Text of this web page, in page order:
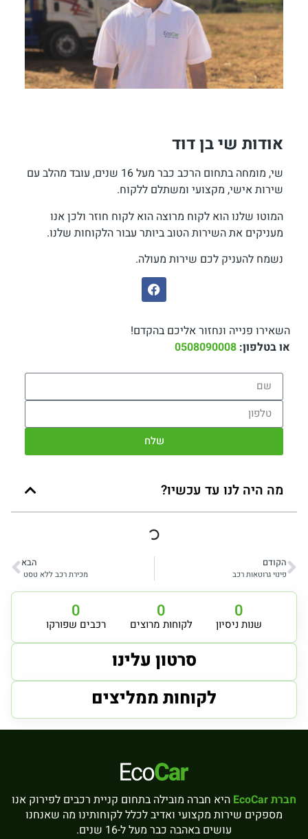
אודות שי בן דוד
שי, מומחה בתחום הרכב כבר מעל 16 שנים, עובד מהלב עם
שירות אישי, מקצועי ומשתלם ללקוח.
המוטו שלנו הוא לקוח מרוצה הוא לקוח חוזר ולכן אנו
מעניקים את השירות הטוב ביותר עבור הלקוחות שלנו.
נשמח להעניק לכם שירות מעולה.
השאירו פנייה ונחזור אליכם בהקדם!
או בטלפון: 0508090008
שלח
מה היה לנו עד עכשיו?
הקודם
פינוי גרוטאות רכב
הבא
מכירת רכב ללא טסט
שנות ניסיון
0
לקוחות מרוצים
0
רכבים שפורקו
0
סרטון עלינו
לקוחות ממליצים
חברת EcoCar
היא חברה מובילה בתחום קניית רכבים לפירוק אנו
מספקים שירות מקצועי ואדיב לכלל לקוחותינו מה שאנחנו
עושים באהבה כבר מעל ל-16 שנים.